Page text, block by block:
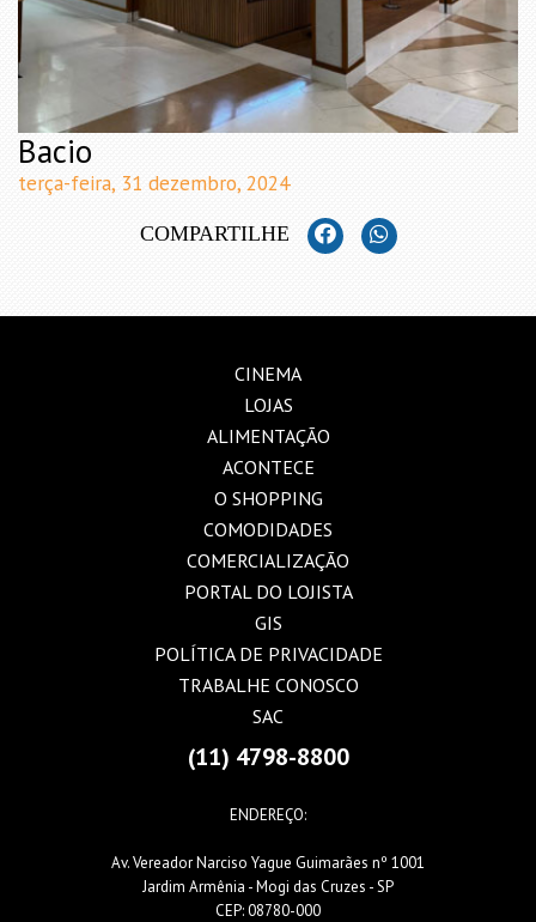
Bacio
terça-feira, 31 dezembro, 2024
COMPARTILHE
CINEMA
LOJAS
ALIMENTAÇÃO
ACONTECE
O SHOPPING
COMODIDADES
COMERCIALIZAÇÃO
PORTAL DO LOJISTA
GIS
POLÍTICA DE PRIVACIDADE
TRABALHE CONOSCO
SAC
(11) 4798-8800
ENDEREÇO:
Av. Vereador Narciso Yague Guimarães nº 1001
Jardim Armênia - Mogi das Cruzes - SP
CEP: 08780-000